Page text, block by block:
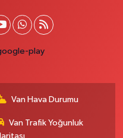
Van Hava Durumu
Van Trafik Yoğunluk